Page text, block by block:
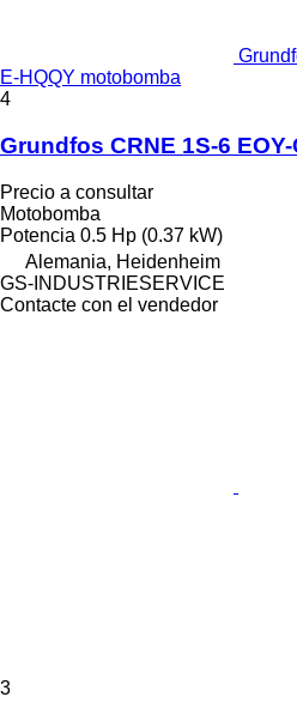
E-HQQY motobomba
4
Grundfos CRNE 1S-6 EOY-
Precio a consultar
Motobomba
Potencia 0.5 Hp (0.37 kW)
Alemania, Heidenheim
GS-INDUSTRIESERVICE
Contacte con el vendedor
3